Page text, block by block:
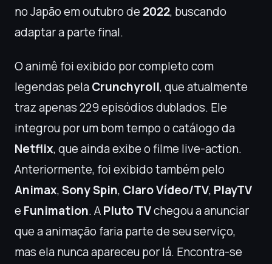
no Japão em outubro de 2022, buscando
adaptar a parte final.
O animê foi exibido por completo com
legendas pelaCrunchyroll, que atualmente
traz apenas 229 episódios dublados. Ele
integrou por um bom tempo o catálogo da
Netflix, que ainda exibe o filme live-action.
Anteriormente, foi exibido também pelo
Animax,Sony Spin, Claro Vídeo/TV, PlayTV
e Funimation. APluto TVchegou a anunciar
que a animação faria parte de seu serviço,
mas ela nunca apareceu por lá. Encontra-se